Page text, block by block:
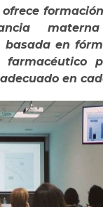
basada en
en